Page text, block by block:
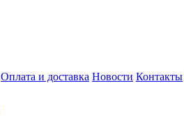
Оплата и доставка Новости Контакты